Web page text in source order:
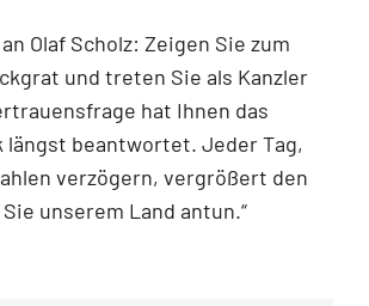
Olaf Scholz: Zeigen Sie zum
und treten Sie als Kanzler
hat Ihnen das
längst beantwortet. Jeder Tag,
verzögern, vergrößert den
unserem Land antun.“